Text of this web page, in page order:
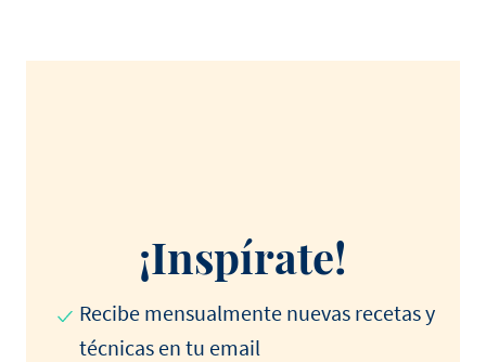
¡Inspírate!
Recibe mensualmente nuevas recetas y
técnicas en tu email